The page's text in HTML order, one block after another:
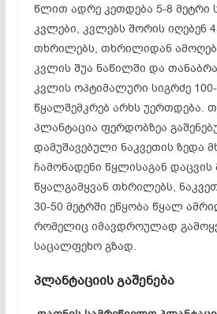
წლით ადრე კეთდება 5-8 მეტრი
კვლები, კვლებს შორის იღებენ
თხრილებს, თხრილიდან
კვლის შუა ნაწილში და
კვლის ოპტიმალური სიგრძე
წყალშემკრებ არხს უერთდება.
პლანტაცია ფერდობზეა
დამუშავებული ნაკვეთის ზედა
ჩამონადენი წყლისაგან დაცვის
წყალგამყვან თხრილებს,
30-50 მეტრში ეწყობა წყალ
რომელიც იმავდროულად
საცალფეხო გზად.
პლანტაციის გაშენება